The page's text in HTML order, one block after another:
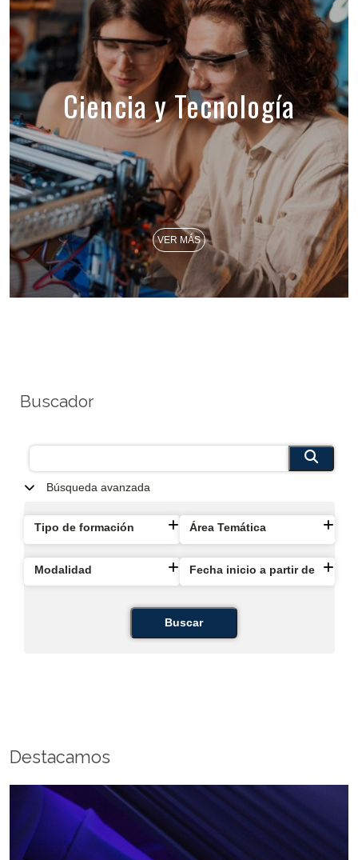
Ciencia y Tecnología
VER MÁS
Buscador
Búsqueda avanzada
Tipo de formación Área Temática
Modalidad Fecha inicio a partir de
Buscar
Destacamos